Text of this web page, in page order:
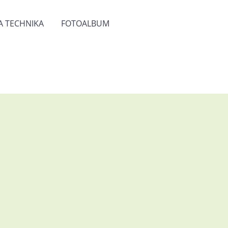
TECHNIKA FOTOALBUM